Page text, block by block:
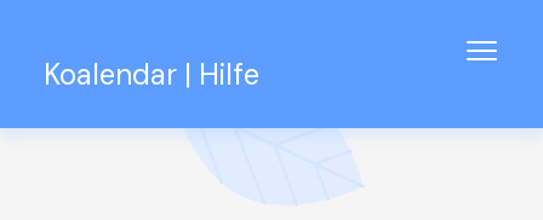
Koalendar | Hilfe
Wissensdatenbank
Unterstützung für Teams